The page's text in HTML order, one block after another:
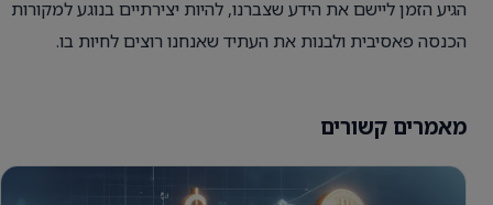
הגיע הזמן ליישם את הידע שצברנו, להיות יצירתיים בנוגע למקורות
הכנסה פאסיבית ולבנות את העתיד שאנחנו רוצים לחיות בו.
מאמרים קשורים